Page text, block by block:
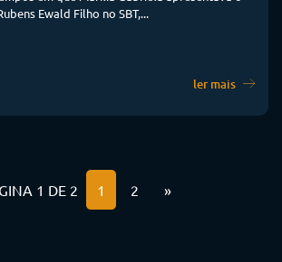
Ewald Filho no SBT,...
ler mais
1 DE 2 1 2 »